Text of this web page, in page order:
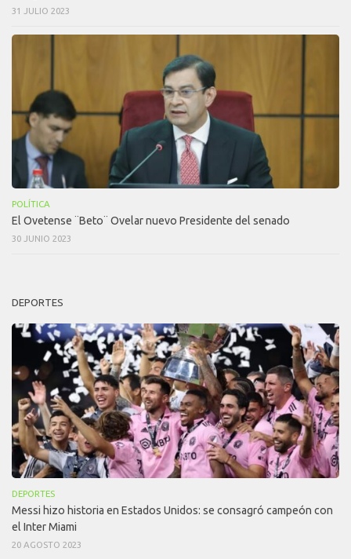
31 JULIO 2023
POLÍTICA
El Ovetense ¨Beto¨ Ovelar nuevo Presidente del senado
30 JUNIO 2023
DEPORTES
DEPORTES
Messi hizo historia en Estados Unidos: se consagró campeón con
el Inter Miami
20 AGOSTO 2023